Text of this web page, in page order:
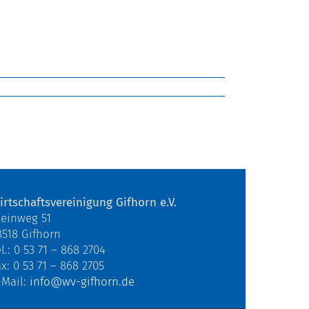
Gifhorn e.V.
51
Gifhorn
0 53 71 – 868 2704
0 53 71 – 868 2705
info@wv-gifhorn.de